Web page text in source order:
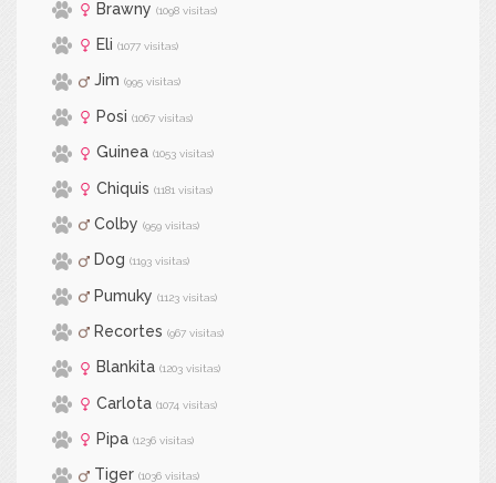
Brawny (1098 visitas)
Eli (1077 visitas)
Jim (995 visitas)
Posi (1067 visitas)
Guinea (1053 visitas)
Chiquis (1181 visitas)
Colby (959 visitas)
Dog (1193 visitas)
Pumuky (1123 visitas)
Recortes (967 visitas)
Blankita (1203 visitas)
Carlota (1074 visitas)
Pipa (1236 visitas)
Tiger (1036 visitas)